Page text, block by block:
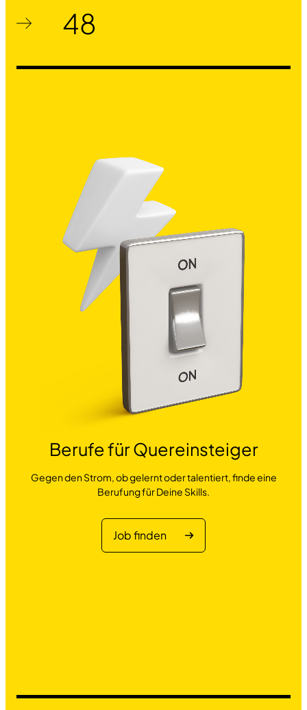
48
Berufe für Quereinsteiger
Gegen den Strom, ob gelernt oder talentiert, finde eine
Berufung für Deine Skills.
Job finden